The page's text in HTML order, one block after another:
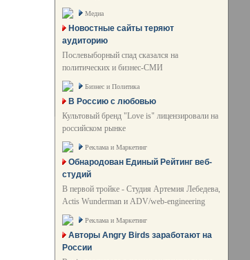
Медиа
Новостные сайты теряют
аудиторию
Послевыборный спад сказался на
политических и бизнес-СМИ
Бизнес и Политика
В Россию с любовью
Культовый бренд "Love is" лицензировали на
российском рынке
Реклама и Маркетинг
Обнародован Единый Рейтинг веб-
студий
В первой тройке - Студия Артемия Лебедева,
Actis Wunderman и ADV/web-engineering
Реклама и Маркетинг
Авторы Angry Birds заработают на
России